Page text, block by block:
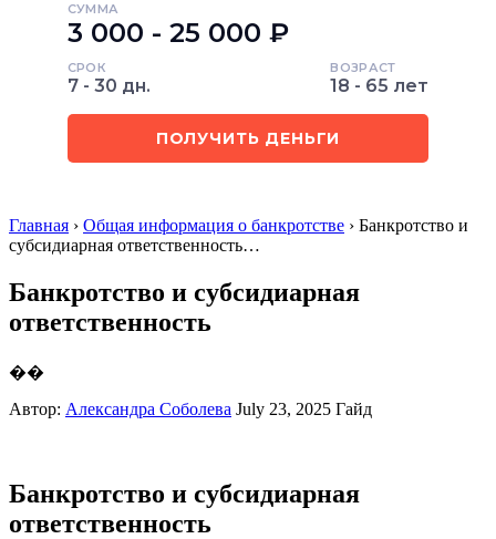
СУММА
3 000 - 25 000 ₽
СРОК
7 - 30 дн.
ВОЗРАСТ
18 - 65 лет
ПОЛУЧИТЬ ДЕНЬГИ
Главная › Общая информация о банкротстве › Банкротство и
субсидиарная ответственность…
Банкротство и субсидиарная
ответственность
��
Автор: Александра Соболева July 23, 2025 Гайд
Банкротство и субсидиарная
ответственность